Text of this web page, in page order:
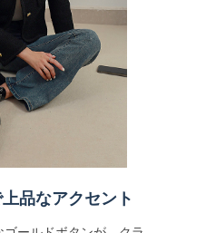
品なアクセント